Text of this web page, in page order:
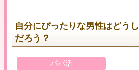
＼初めての登録で最大５万円
自分にぴったりな男性はどう
だろう？
パパ活